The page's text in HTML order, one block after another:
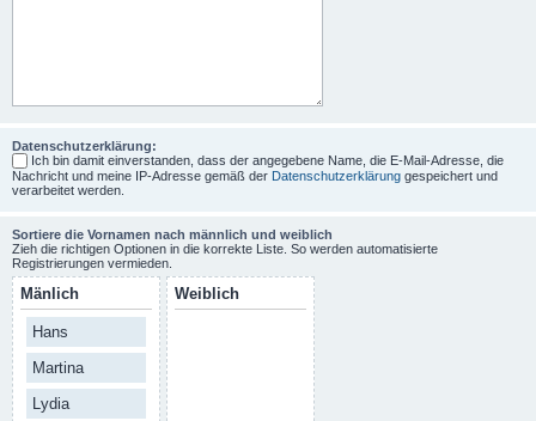
Datenschutzerklärung:
Ich bin damit einverstanden, dass der angegebene Name, die E-Mail-Adresse, die
Nachricht und meine IP-Adresse gemäß der Datenschutzerklärung gespeichert und
verarbeitet werden.
Sortiere die Vornamen nach männlich und weiblich
Zieh die richtigen Optionen in die korrekte Liste. So werden automatisierte
Registrierungen vermieden.
Mänlich
Hans
Martina
Lydia
Weiblich